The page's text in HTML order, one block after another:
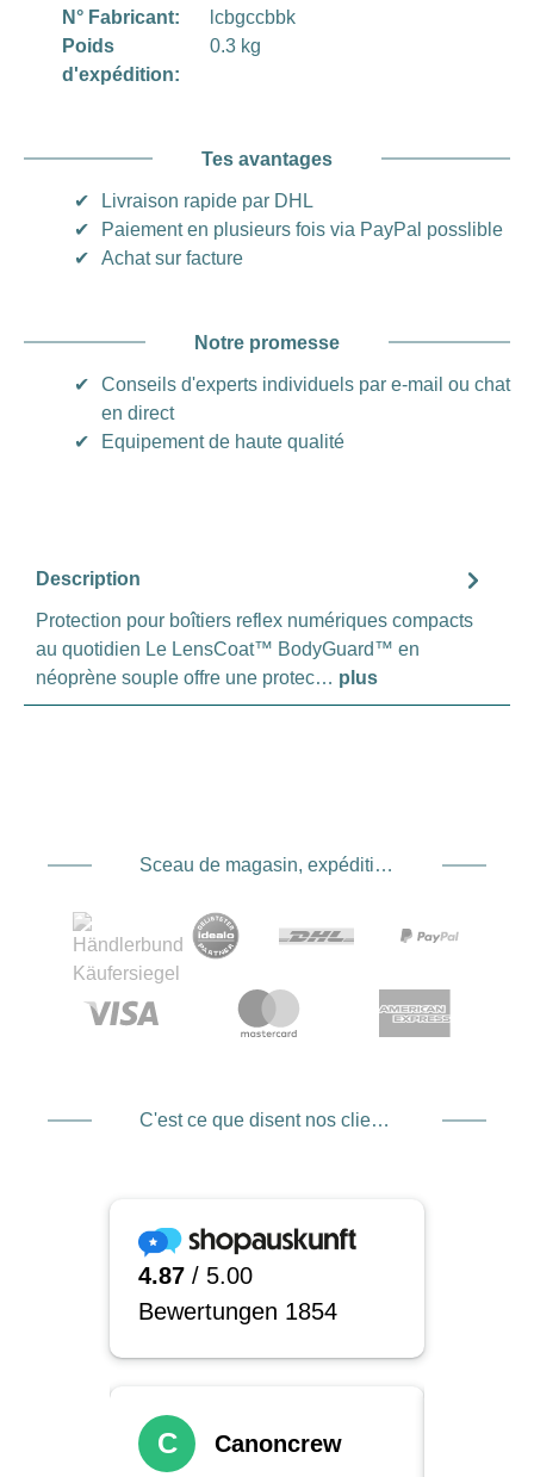
N° Fabricant:
lcbgccbbk
Poids
d'expédition:
0.3 kg
Tes avantages
✔
Livraison rapide par DHL
✔
Paiement en plusieurs fois via PayPal posslible
✔
Achat sur facture
Notre promesse
✔
Conseils d'experts individuels par e-mail ou chat
en direct
✔
Equipement de haute qualité
Description
Protection pour boîtiers reflex numériques compacts
au quotidien Le LensCoat™ BodyGuard™ en
néoprène souple offre une protec… plus
Sceau de magasin, expédition et expédition. Prestataire de services de paiement
C'est ce que disent nos clients